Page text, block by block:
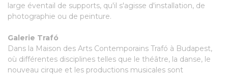
large éventail de supports, qu'il s'agisse d'installation, de
photographie ou de peinture.
Galerie Trafó
Dans la Maison des Arts Contemporains Trafó à Budapest,
où différentes disciplines telles que le théâtre, la danse, le
nouveau cirque et les productions musicales sont